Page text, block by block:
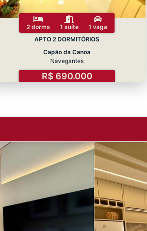
2 dorms 1 suíte
1 vaga
APTO 2 DORMITÓRIOS
Capão da Canoa
Navegantes
R$ 690.000